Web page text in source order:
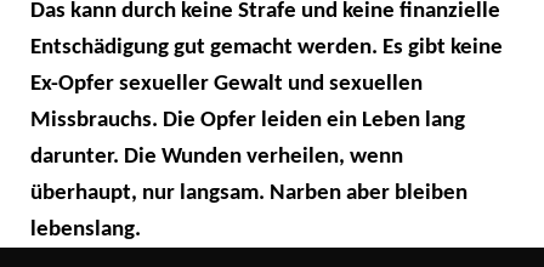
Das kann durch keine Strafe und keine finanzielle
Entschädigung gut gemacht werden. Es gibt keine
Ex-Opfer sexueller Gewalt und sexuellen
Missbrauchs. Die Opfer leiden ein Leben lang
darunter. Die Wunden verheilen, wenn
überhaupt, nur langsam. Narben aber bleiben
lebenslang.